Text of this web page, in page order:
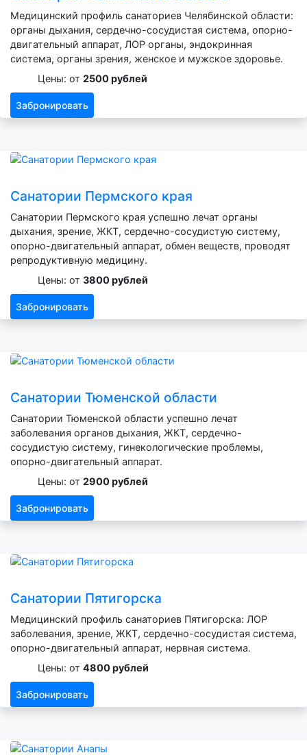
Медицинский профиль санаториев Челябинской области:
органы дыхания, сердечно-сосудистая система, опорно-
двигательный аппарат, ЛОР органы, эндокринная
система, органы зрения, женское и мужское здоровье.
Цены: от 2500 рублей
Забронировать
Санатории Пермского края
Санатории Пермского края успешно лечат органы
дыхания, зрение, ЖКТ, сердечно-сосудистую систему,
опорно-двигательный аппарат, обмен веществ, проводят
репродуктивную медицину.
Цены: от 3800 рублей
Забронировать
Санатории Тюменской области
Санатории Тюменской области успешно лечат
заболевания органов дыхания, ЖКТ, сердечно-
сосудистую систему, гинекологические проблемы,
опорно-двигательный аппарат.
Цены: от 2900 рублей
Забронировать
Санатории Пятигорска
Медицинский профиль санаториев Пятигорска: ЛОР
заболевания, зрение, ЖКТ, сердечно-сосудистая система,
опорно-двигательный аппарат, нервная система.
Цены: от 4800 рублей
Забронировать